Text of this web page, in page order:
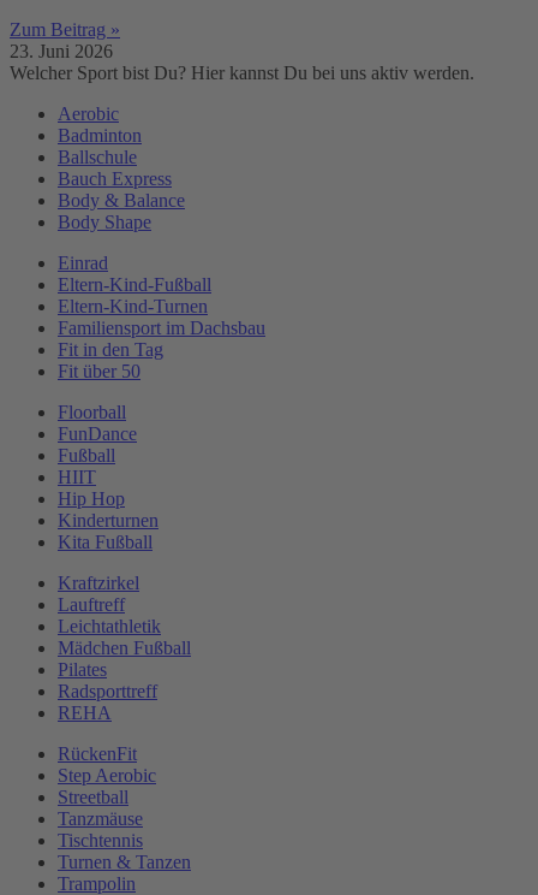
Zum Beitrag »
23. Juni 2026
Welcher Sport bist Du? Hier kannst Du bei uns aktiv werden.
Aerobic
Badminton
Ballschule
Bauch Express
Body & Balance
Body Shape
Einrad
Eltern-Kind-Fußball
Eltern-Kind-Turnen
Familiensport im Dachsbau
Fit in den Tag
Fit über 50
Floorball
FunDance
Fußball
HIIT
Hip Hop
Kinderturnen
Kita Fußball
Kraftzirkel
Lauftreff
Leichtathletik
Mädchen Fußball
Pilates
Radsporttreff
REHA
RückenFit
Step Aerobic
Streetball
Tanzmäuse
Tischtennis
Turnen & Tanzen
Trampolin